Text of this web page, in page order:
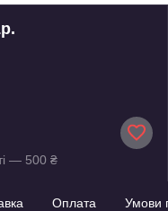
— 500 ₴
Оплата Умови